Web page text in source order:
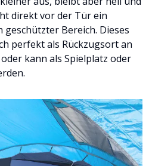
direkt vor der Tür ein
Bereich. Dieses
perfekt als Rückzugsort an
kann als Spielplatz oder